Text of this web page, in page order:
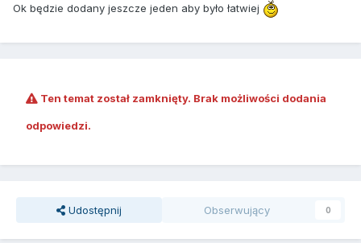
Ok będzie dodany jeszcze jeden aby było łatwiej
Ten temat został zamknięty. Brak możliwości dodania
odpowiedzi.
Udostępnij Obserwujący 0